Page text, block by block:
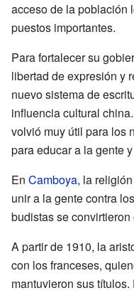
acceso de la población
puestos importantes.
Para fortalecer su
libertad de expresión y
nuevo sistema de
influencia cultural
volvió muy útil para los
para educar a la gente
En Camboya, la religión
unir a la gente contra
budistas se
A partir de 1910, la
con los franceses,
mantuvieron sus